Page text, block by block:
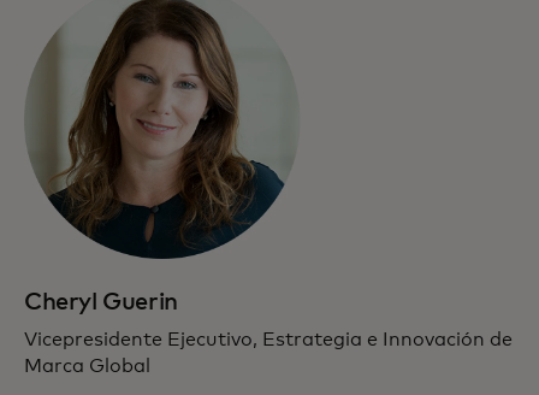
Cheryl Guerin
Vicepresidente Ejecutivo, Estrategia e Innovación de
Marca Global